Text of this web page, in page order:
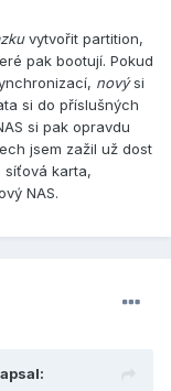
vytvořit partition,
pak bootují. Pokud
novýsi
si do příslušných
si pak opravdu
jsem zažil už dost
síťová karta,
NAS.